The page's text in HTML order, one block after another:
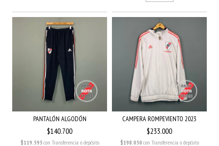
PANTALÓN ALGODÓN
$140.700
$119.595 con Transferencia o depósito
CAMPERA ROMPEVIENTO 2023
$233.000
$198.050 con Transferencia o depósito